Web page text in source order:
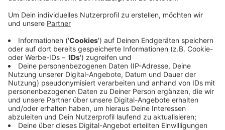
Sicherheit im Straßenverkehr erhöhen. Deswegen
erhalten in den nächsten Jahren über 200 Stadt- und
Straßenbahnen diesen roten Anstrich.
Anzeige
Unfallprävention im Fokus
Anzeige